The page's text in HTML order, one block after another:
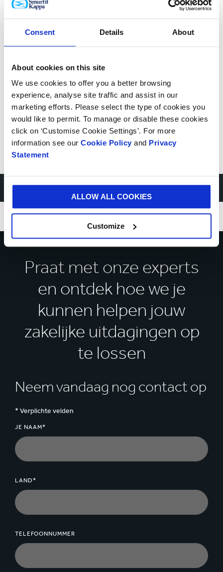
Consent Details About
About cookies on this site
We use cookies to offer you a better browsing
experience, analyse site traffic and assist in our
marketing efforts. Please select the type of cookies you
would like to permit. To manage or disable these cookies
click on ‘Customise Cookie Settings’. For more
information see our Cookie Policy and Privacy
Statement
ALLOW ALL COOKIES
Customize
Ervaar het verhaal in actie
Praat met onze experts
en ontdek hoe we je
kunnen helpen jouw
zakelijke uitdagingen op
te lossen
Neem vandaag nog contact op
* Verplichte velden
JE NAAM*
LAND*
TELEFOONNUMMER